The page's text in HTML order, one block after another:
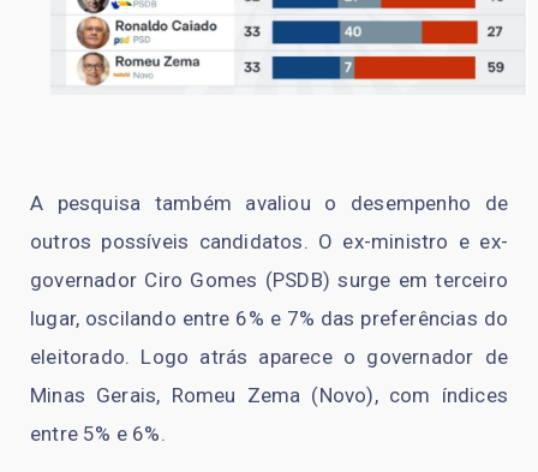
A pesquisa também avaliou o desempenho de
outros possíveis candidatos. O ex-ministro e ex-
governador Ciro Gomes (PSDB) surge em terceiro
lugar, oscilando entre 6% e 7% das preferências do
eleitorado. Logo atrás aparece o governador de
Minas Gerais, Romeu Zema (Novo), com índices
entre 5% e 6%.